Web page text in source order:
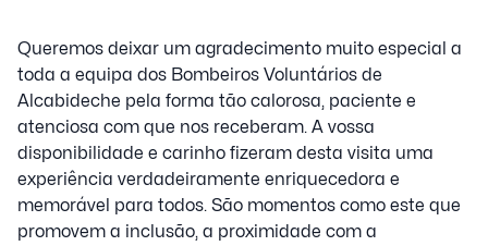
Queremos deixar um agradecimento muito especial a
toda a equipa dos Bombeiros Voluntários de
Alcabideche pela forma tão calorosa, paciente e
atenciosa com que nos receberam. A vossa
disponibilidade e carinho fizeram desta visita uma
experiência verdadeiramente enriquecedora e
memorável para todos. São momentos como este que
promovem a inclusão, a proximidade com a